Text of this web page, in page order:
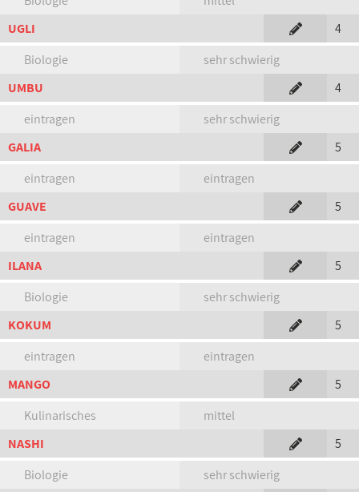
UGLI
4
Biologie
sehr schwierig
UMBU
4
eintragen
sehr schwierig
GALIA
5
eintragen
eintragen
GUAVE
5
eintragen
eintragen
ILANA
5
Biologie
sehr schwierig
KOKUM
5
eintragen
eintragen
MANGO
5
Kulinarisches
mittel
NASHI
5
Biologie
sehr schwierig